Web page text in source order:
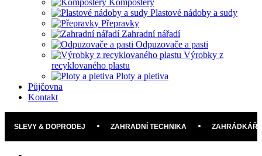
Kompostéry
Plastové nádoby a sudy
Přepravky
Zahradní nářadí
Odpuzovače a pasti
Výrobky z
recyklovaného plastu
Ploty a pletiva
Půjčovna
Kontakt
SLEVY & DOPRODEJ ZAHRADNÍ TECHNIKA